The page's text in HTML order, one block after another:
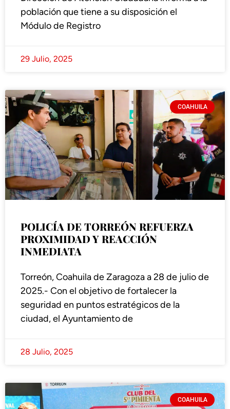
población que tiene a su disposición el
Módulo de Registro
29 Julio, 2025
COAHUILA
POLICÍA DE TORREÓN REFUERZA
PROXIMIDAD Y REACCIÓN
INMEDIATA
Torreón, Coahuila de Zaragoza a 28 de julio de
2025.- Con el objetivo de fortalecer la
seguridad en puntos estratégicos de la
ciudad, el Ayuntamiento de
28 Julio, 2025
COAHUILA